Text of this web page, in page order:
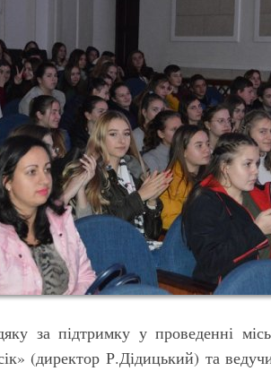
за підтримку у проведенні
(директор Р.Дідицький) та